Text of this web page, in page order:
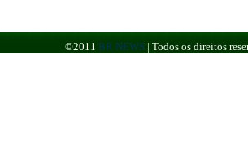
©2011 BR NEWS | Todos os direitos